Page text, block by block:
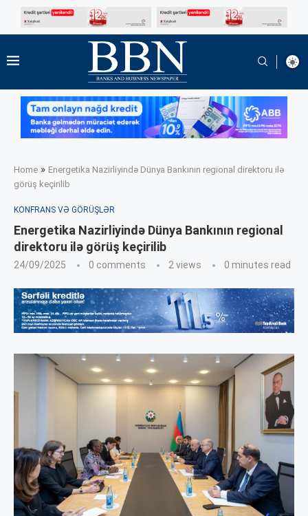
Home » Energetika Nazirliyində Dünya Bankının regional direktoru ilə
görüş keçirilib
KONFRANS VƏ GÖRÜŞLƏR
Energetika Nazirliyində Dünya Bankının regional
direktoru ilə görüş keçirilib
24/09/2025 0 comments 2views 0 minutes read